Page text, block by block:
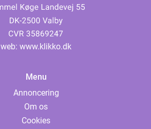
web: www.klikko.dk
Menu
Annoncering
Om os
Cookies